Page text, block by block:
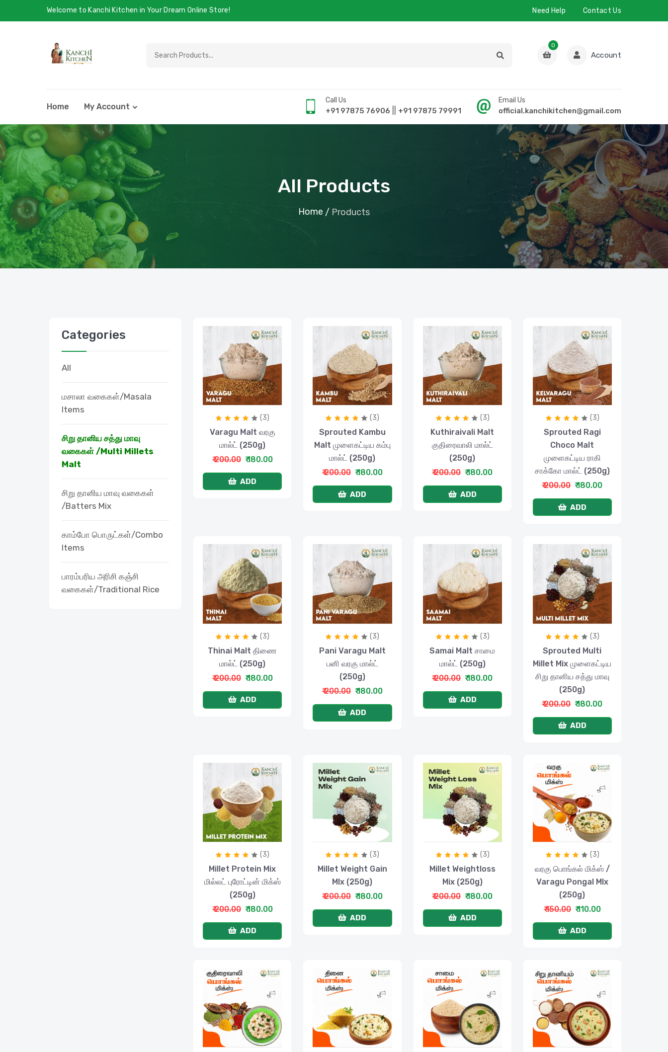
Welcome to Kanchi Kitchen in Your Dream Online Store! Need Help Contact Us
0
Account
Home My Account
Call Us
+91 97875 76906 +91 97875 79991
Email Us
official.kanchikitchen@gmail.com
All Products
Home / Products
Categories
All
மசாலா வகைகள்/Masala
Items
சிறு தானிய சத்து மாவு
வகைகள் /Multi Millets
Malt
சிறு தானிய மாவு வகைகள்
/Batters Mix
காம்போ பொருட்கள்/Combo
Items
பாரம்பரிய அரிசி கஞ்சி
வகைகள்/Traditional Rice
(3)
Varagu Malt வரகு
மால்ட் (250g)
₹ 200.00 ₹ 180.00
ADD
(3)
Sprouted Kambu
Malt முளைகட்டிய கம்பு
மால்ட் (250g)
₹ 200.00 ₹ 180.00
ADD
(3)
Kuthiraivali Malt
குதிரைவாலி மால்ட்
(250g)
₹ 200.00 ₹ 180.00
ADD
(3)
Sprouted Ragi
Choco Malt
முளைகட்டிய ராகி
சாக்கோ மால்ட் (250g)
₹ 200.00 ₹ 180.00
ADD
(3)
Thinai Malt திணை
மால்ட் (250g)
₹ 200.00 ₹ 180.00
ADD
(3)
Pani Varagu Malt
பனி வரகு மால்ட்
(250g)
₹ 200.00 ₹ 180.00
ADD
(3)
Samai Malt சாமை
மால்ட் (250g)
₹ 200.00 ₹ 180.00
ADD
(3)
Sprouted Multi
Millet Mix முளைகட்டிய
சிறு தானிய சத்து மாவு
(250g)
₹ 200.00 ₹ 180.00
ADD
(3)
Millet Protein Mix
மில்லட் புரோட்டின் மிக்ஸ்
(250g)
₹ 200.00 ₹ 180.00
ADD
(3)
Millet Weight Gain
MIx (250g)
₹ 200.00 ₹ 180.00
ADD
(3)
Millet Weightloss
Mix (250g)
₹ 200.00 ₹ 180.00
ADD
(3)
வரகு பொங்கல் மிக்ஸ் /
Varagu Pongal MIx
(250g)
₹ 150.00 ₹ 110.00
ADD